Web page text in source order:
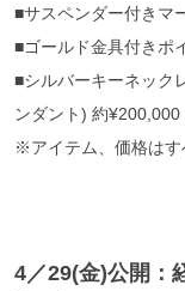
■サスペンダー付きマ
■ゴールド金具付きポ
■シルバーキーネック
ンダント) 約
※アイテム、価格はす
4／29(金)公開：